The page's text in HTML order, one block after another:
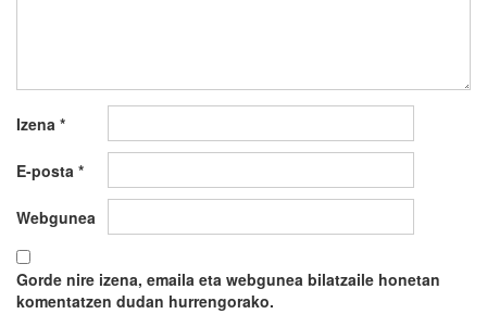
Izena *
E-posta *
Webgunea
Gorde nire izena, emaila eta webgunea bilatzaile honetan
komentatzen dudan hurrengorako.